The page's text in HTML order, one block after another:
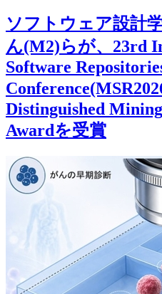
ソフトウェア設計
ん(M2)らが、23rd
Software
Distinguished
Awardを受賞